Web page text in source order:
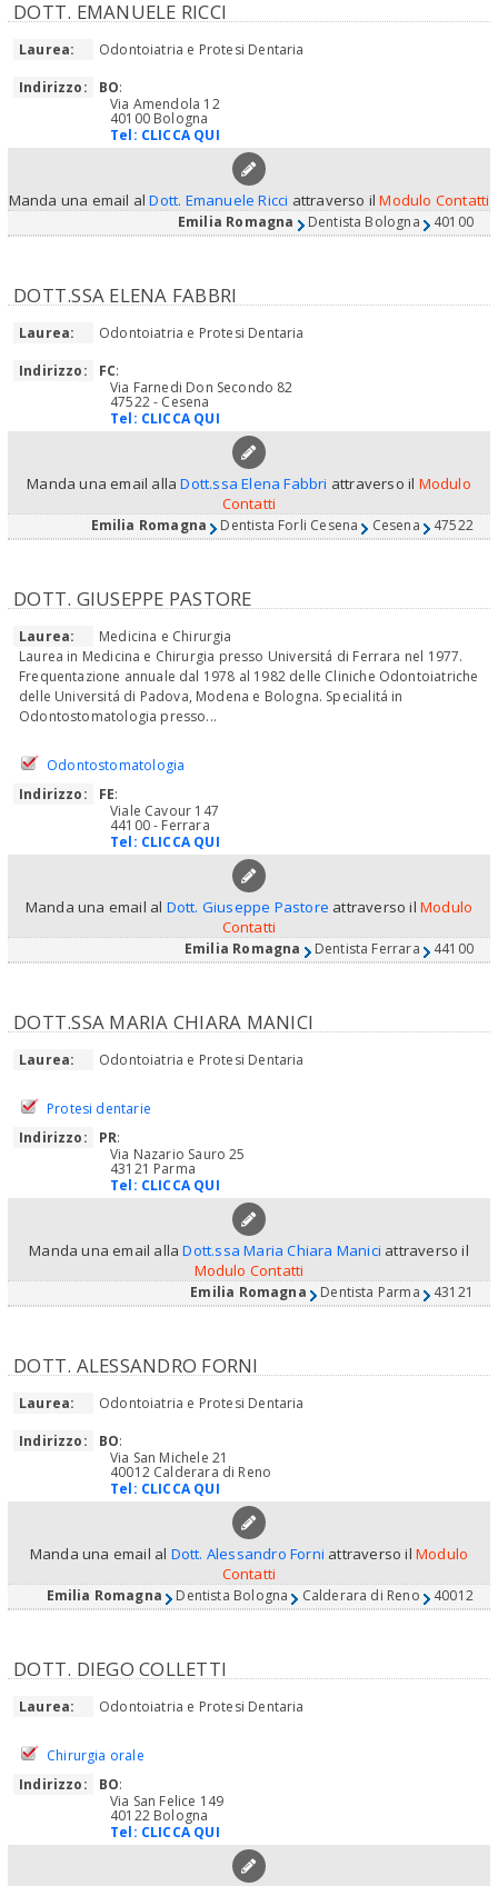
DOTT. EMANUELE RICCI
Laurea:
Odontoiatria e Protesi Dentaria
Indirizzo:
BO:
Via Amendola 12
40100 Bologna
Tel: CLICCA QUI
Manda una email alDott. Emanuele Ricci attraverso ilModulo Contatti
Emilia Romagna Dentista Bologna 40100
DOTT.SSA ELENA FABBRI
Laurea:
Odontoiatria e Protesi Dentaria
Indirizzo:
FC:
Via Farnedi Don Secondo 82
47522 - Cesena
Tel: CLICCA QUI
Manda una email allaDott.ssa Elena Fabbri attraverso il Modulo
Contatti
Emilia Romagna Dentista Forli Cesena Cesena 47522
DOTT. GIUSEPPE PASTORE
Laurea:
Medicina e Chirurgia
Laurea in Medicina e Chirurgia presso Universitá di Ferrara nel 1977.
Frequentazione annuale dal 1978 al 1982 delle Cliniche Odontoiatriche
delle Universitá di Padova, Modena e Bologna. Specialitá in
Odontostomatologia presso...
Odontostomatologia
Indirizzo:
FE:
Viale Cavour 147
44100 - Ferrara
Tel: CLICCA QUI
Manda una email al Dott. Giuseppe Pastore attraverso il Modulo
Contatti
Emilia Romagna Dentista Ferrara 44100
DOTT.SSA MARIA CHIARA MANICI
Laurea: Odontoiatria e Protesi Dentaria
Protesi dentarie
Indirizzo:
PR:
Via Nazario Sauro 25
43121 Parma
Tel: CLICCA QUI
Manda una email allaDott.ssa Maria Chiara Manici attraverso il
Modulo Contatti
Emilia Romagna Dentista Parma 43121
DOTT. ALESSANDRO FORNI
Laurea:
Odontoiatria e Protesi Dentaria
Indirizzo:
BO:
Via San Michele 21
40012 Calderara di Reno
Tel: CLICCA QUI
Manda una email al Dott. Alessandro Forni attraverso il Modulo
Contatti
Emilia Romagna Dentista Bologna Calderara di Reno 40012
DOTT. DIEGO COLLETTI
Laurea: Odontoiatria e Protesi Dentaria
Chirurgia orale
Indirizzo:
BO:
Via San Felice 149
40122 Bologna
Tel: CLICCA QUI